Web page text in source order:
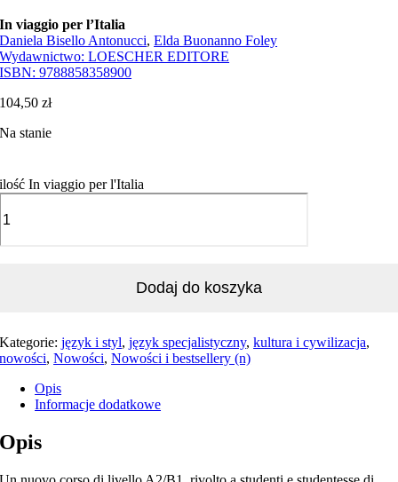
In viaggio per l’Italia
Daniela Bisello Antonucci,Elda Buonanno Foley
Wydawnictwo:LOESCHER EDITORE
ISBN:9788858358900
104,50zł
Na stanie
ilość In viaggio per l'Italia
Dodaj do koszyka
Kategorie:język i styl,język specjalistyczny,kultura i cywilizacja,
nowości,Nowości,Nowości i bestsellery (n)
Opis
Informacje dodatkowe
Opis